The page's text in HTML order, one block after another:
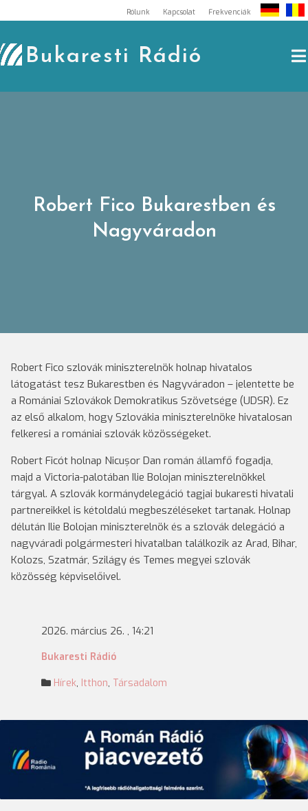
to
content
Rólunk Kapcsolat Frekvenciák
Bukaresti Rádió
Robert Fico Bukarestben és
Nagyváradon
Robert Fico szlovák miniszterelnök holnap hivatalos
látogatást tesz Bukarestben és Nagyváradon – jelentette be
a Romániai Szlovákok Demokratikus Szövetsége (UDSR). Ez
az első alkalom, hogy Szlovákia miniszterelnöke hivatalosan
felkeresi a romániai szlovák közösségeket.
Robert Ficót holnap Nicușor Dan román államfő fogadja,
majd a Victoria-palotában Ilie Bolojan miniszterelnökkel
tárgyal. A szlovák kormánydelegáció tagjai bukaresti hivatali
partnereikkel is kétoldalú megbeszéléseket tartanak. Holnap
délután Ilie Bolojan miniszterelnök és a szlovák delegáció a
nagyváradi polgármesteri hivatalban találkozik az Arad, Bihar,
Kolozs, Szatmár, Szilágy és Temes megyei szlovák
közösség képviselőivel.
2026. március 26. , 14:21
Bukaresti Rádió
Hírek, Itthon, Társadalom